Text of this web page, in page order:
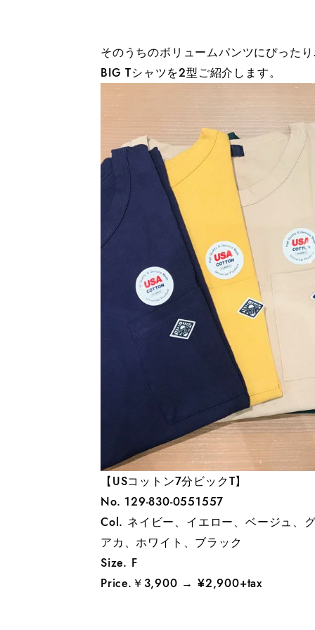
そのうちのボリュームパンツにぴった
BIG Tシャツを2型ご紹介します。
【USコットン7分ビックT】
No. 129-830-0551557
Col. ネイビー、イエロー、ベージュ、
アカ、ホワイト、ブラック
Size. F
Price.￥3,900 → ¥2,900+tax